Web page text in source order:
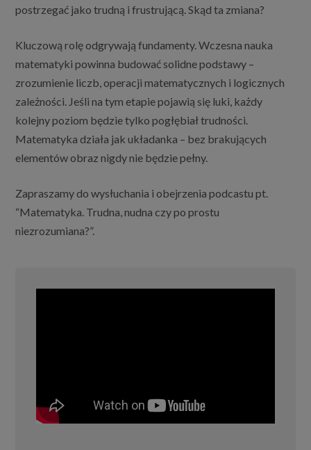
postrzegać jako trudną i frustrującą. Skąd ta zmiana?
Kluczową rolę odgrywają fundamenty. Wczesna nauka
matematyki powinna budować solidne podstawy –
zrozumienie liczb, operacji matematycznych i logicznych
zależności. Jeśli na tym etapie pojawią się luki, każdy
kolejny poziom będzie tylko pogłębiał trudności.
Matematyka działa jak układanka – bez brakujących
elementów obraz nigdy nie będzie pełny.
Zapraszamy do wysłuchania i obejrzenia podcastu pt.
“Matematyka. Trudna, nudna czy po prostu
niezrozumiana?”.